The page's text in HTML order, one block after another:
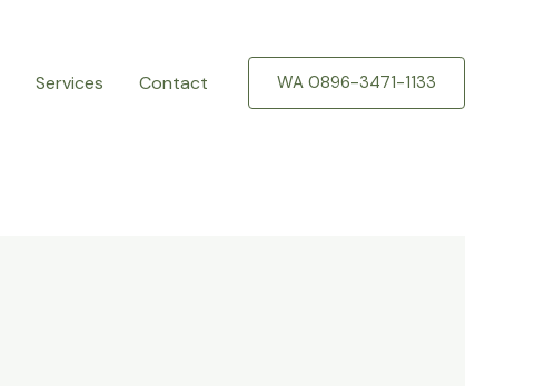
Services Contact WA 0896-3471-1133